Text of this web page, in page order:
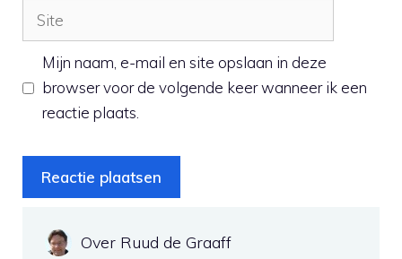
Site
Mijn naam, e-mail en site opslaan in deze
browser voor de volgende keer wanneer ik een
reactie plaats.
Over Ruud de Graaff